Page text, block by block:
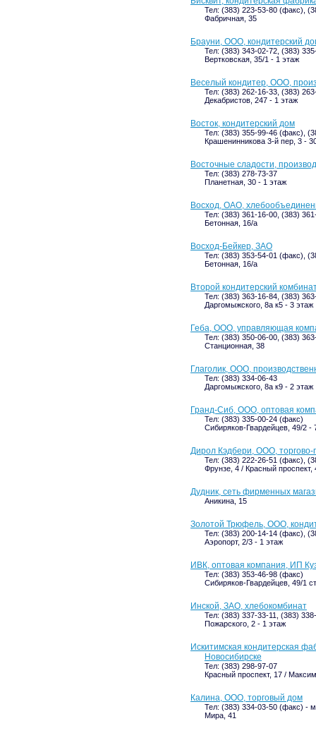
Тел: (383) 223-53-80 (факс),
Фабричная, 35
Брауни, ООО, кондитерский
Тел: (383) 343-02-72, (383)
Вертковская, 35/1 - 1 этаж
Веселый кондитер, ООО,
Тел: (383) 262-16-33, (383)
Декабристов, 247 - 1 этаж
Восток, кондитерский дом
Тел: (383) 355-99-46 (факс),
Крашенинникова 3-й пер, 3 -
Восточные сладости,
Тел: (383) 278-73-37
Планетная, 30 - 1 этаж
Восход, ОАО,
Тел: (383) 361-16-00, (383)
Бетонная, 16/а
Восход-Бейкер, ЗАО
Тел: (383) 353-54-01 (факс),
Бетонная, 16/а
Второй кондитерский
Тел: (383) 363-16-84, (383)
Даргомыжского, 8а к5 - 3 этаж
Геба, ООО, управляющая
Тел: (383) 350-06-00, (383)
Станционная, 38
Глаголик, ООО,
Тел: (383) 334-06-43
Даргомыжского, 8а к9 - 2 этаж
Гранд-Сиб, ООО, оптовая
Тел: (383) 335-00-24 (факс)
Сибиряков-Гвардейцев, 49/2 -
Дирол Кэдбери, ООО, торгово-
Тел: (383) 222-26-51 (факс),
Фрунзе, 4 / Красный проспект,
Дудник, сеть фирменных
Аникина, 15
Золотой Трюфель, ООО,
Тел: (383) 200-14-14 (факс),
Аэропорт, 2/3 - 1 этаж
ИВК, оптовая компания, ИП
Тел: (383) 353-46-98 (факс)
Сибиряков-Гвардейцев, 49/1
Инской, ЗАО, хлебокомбинат
Тел: (383) 337-33-11, (383)
Пожарского, 2 - 1 этаж
Искитимская кондитерская
Новосибирске
Тел: (383) 298-97-07
Красный проспект, 17 /
Калина, ООО, торговый дом
Тел: (383) 334-03-50 (факс) -
Мира, 41